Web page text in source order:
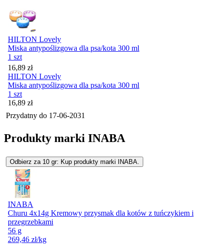
HILTON Lovely
Miska antypoślizgowa dla psa/kota 300 ml
1 szt
Cena
16,89 zł
HILTON Lovely
Miska antypoślizgowa dla psa/kota 300 ml
1 szt
Cena
16,89 zł
Przydatny do 17-06-2031
Produkty marki INABA
Odbierz za 10 gr: Kup produkty marki INABA.
INABA
Churu 4x14g Kremowy przysmak dla kotów z tuńczykiem i
przegrzebkami
56 g
269,46 zł/kg